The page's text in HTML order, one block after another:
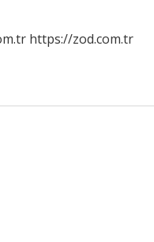
https://zod.com.tr